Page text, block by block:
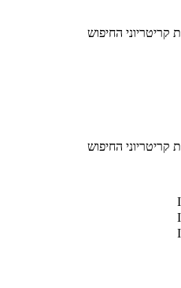
החיפוש
החיפוש